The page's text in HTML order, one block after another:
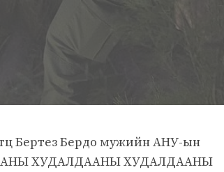
Бертез Бердо мужийн АНУ-ын
ХУДАЛДААНЫ ХУДАЛДААНЫ